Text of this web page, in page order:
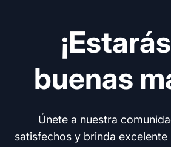
buenas
Únete a nuestra
satisfechos y brinda